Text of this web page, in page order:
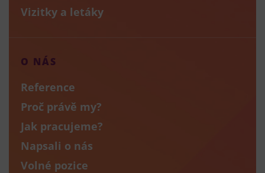
Vizitky a letáky
O NÁS
Reference
Proč právě my?
Jak pracujeme?
Napsali o nás
Volné pozice